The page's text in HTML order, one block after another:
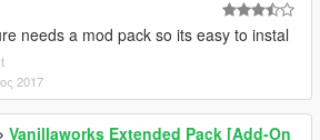
needs a mod pack so its easy to instal
2017
Vanillaworks Extended Pack [Add-On